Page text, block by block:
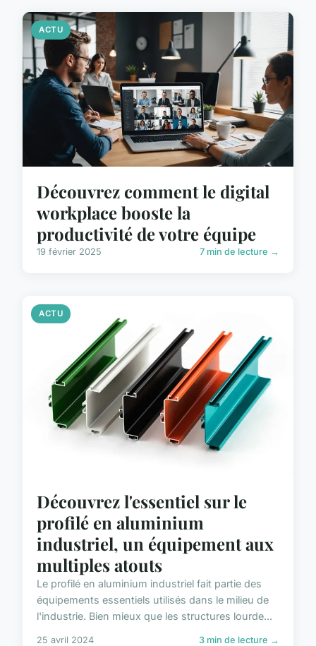
ACTU
Découvrez comment le digital
workplace booste la
productivité de votre équipe
19 février 2025 7 min de lecture →
ACTU
Découvrez l'essentiel sur le
profilé en aluminium
industriel, un équipement aux
multiples atouts
Le profilé en aluminium industriel fait partie des
équipements essentiels utilisés dans le milieu de
l'industrie. Bien mieux que les structures lourde...
25 avril 2024 3 min de lecture →